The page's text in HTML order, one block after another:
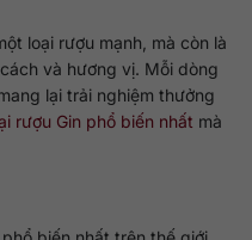
loại rượu mạnh, mà còn là
và hương vị. Mỗi dòng
lại trải nghiệm thưởng
rượu Gin phổ biến nhất mà